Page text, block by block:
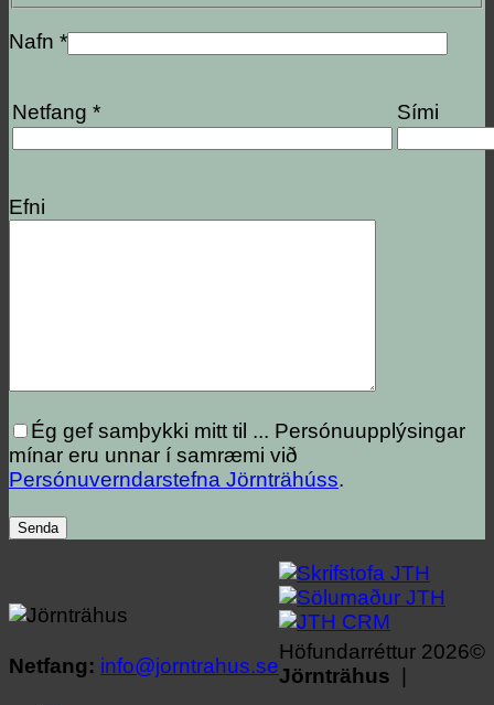
Nafn *
Netfang * Sími
Efni
Ég gef samþykki mitt til ... Persónuupplýsingar
mínar eru unnar í samræmi við
Persónuverndarstefna Jörnträhúss.
Netfang: info@jorntrahus.se
Höfundarréttur 2026©
Jörnträhus |